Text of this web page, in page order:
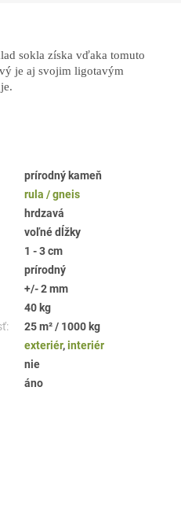
sokla získa vďaka tomuto
je aj svojim ligotavým
prírodný kameň
rula / gneis
hrdzavá
voľné dĺžky
1 - 3 cm
prírodný
+/- 2 mm
40 kg
25 m² / 1000 kg
exteriér,interiér
nie
áno